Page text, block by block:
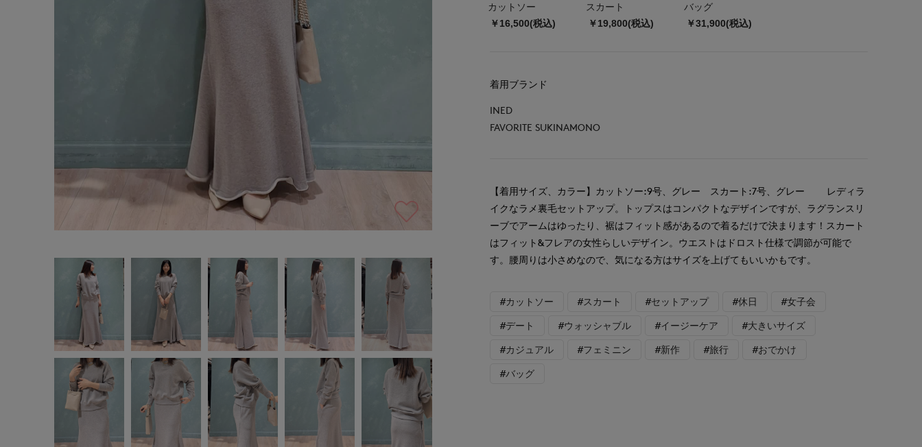
カットソー
￥16,500(税込)
スカート
￥19,800(税込)
バッグ
￥31,900(税込)
着用ブランド
INED
FAVORITE SUKINAMONO
【着用サイズ、カラー】カットソー:9号、グレー スカート:7号、グレー レディラ
イクなラメ裏毛セットアップ。トップスはコンパクトなデザインですが、ラグランスリ
ーブでアームはゆったり、裾はフィット感があるので着るだけで決まります！スカート
はフィット&フレアの女性らしいデザイン。ウエストはドロスト仕様で調節が可能で
す。腰周りは小さめなので、気になる方はサイズを上げてもいいかもです。
#カットソー #スカート #セットアップ #休日 #女子会
#デート #ウォッシャブル #イージーケア #大きいサイズ
#カジュアル #フェミニン #新作 #旅行 #おでかけ
#バッグ